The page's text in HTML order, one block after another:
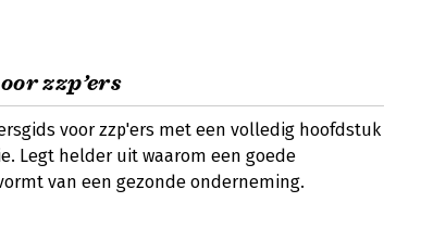
zzp’ers
voor zzp'ers met een volledig hoofdstuk
Legt helder uit waarom een goede
van een gezonde onderneming.